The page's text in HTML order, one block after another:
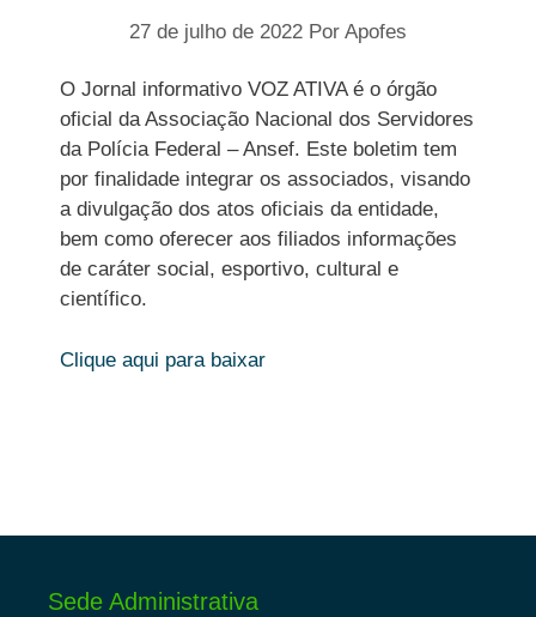
27 de julho de 2022 Por Apofes
O Jornal informativo VOZ ATIVA é o órgão
oficial da Associação Nacional dos Servidores
da Polícia Federal – Ansef. Este boletim tem
por finalidade integrar os associados, visando
a divulgação dos atos oficiais da entidade,
bem como oferecer aos filiados informações
de caráter social, esportivo, cultural e
científico.
Clique aqui para baixar
Sede Administrativa